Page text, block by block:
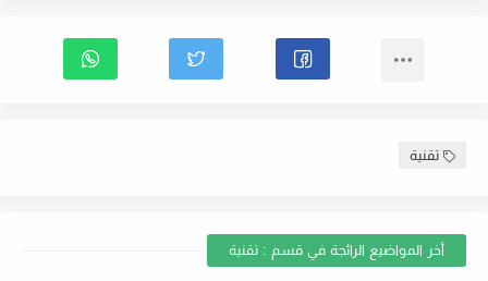
تقنية
أخر المواضيع الرائجة في قسم : تقنية